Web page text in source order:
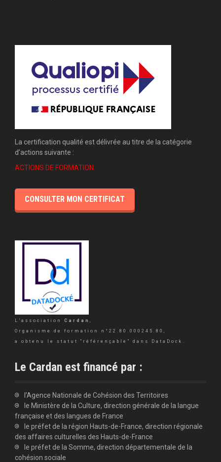
La certification qualité est délivrée au titre de la catégorie
d’actions suivante :
ACTIONS DE FORMATION
CONSULTER MON CERTIFICAT
L’association Cardan ,
Organisme de formation n°22.80.000245.80,
a obtenu le statut “référençable” dans DataDock.
Le Cardan est financé par :
l’Agence Nationale de Cohésion des Territoires
le Ministère de la Culture, direction générale de la langue
française et des langues de France
le préfet de la région Hauts-de-France, direction régionale
des affaires culturelles des Hauts-de-France
le préfet de la Somme, direction départementale de la
cohésion sociale